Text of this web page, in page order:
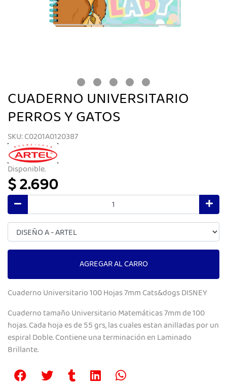
CUADERNO UNIVERSITARIO
PERROS Y GATOS
SKU: C0201A0120387
Disponible.
$ 2.690
AGREGAR AL CARRO
Cuaderno Universitario 100 Hojas 7mm Cats&dogs DISNEY
Cuaderno tamaño Universitario Matemáticas 7mm de 100
hojas. Cada hoja es de 55 grs, las cuales estan anilladas por un
espiral Doble. Contiene una terminación en Laminado
Brillante.